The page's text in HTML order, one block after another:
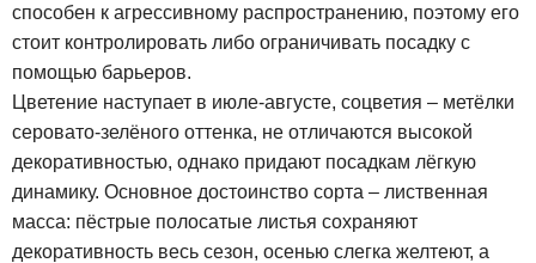
способен к агрессивному распространению, поэтому его
стоит контролировать либо ограничивать посадку с
помощью барьеров.
Цветение наступает в июле-августе, соцветия – метёлки
серовато-зелёного оттенка, не отличаются высокой
декоративностью, однако придают посадкам лёгкую
динамику. Основное достоинство сорта – лиственная
масса: пёстрые полосатые листья сохраняют
декоративность весь сезон, осенью слегка желтеют, а